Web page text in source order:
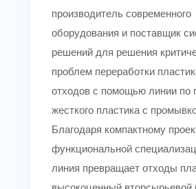
производитель современного
оборудования и поставщик
решений для решения
проблем переработки
отходов с помощью линии по
жесткого пластика с
Благодаря компактному
функциональной
линия превращает отходы